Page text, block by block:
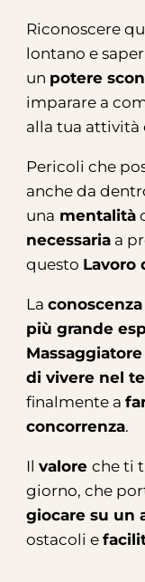
Riconoscere
lontano e
un potere
imparare a
alla tua attività
Pericoli che
anche da
una mentalità
necessaria a
questo Lavoro
Laconoscenza
più grande
Massaggiatore
di vivere nel
finalmente a
concorrenza.
Ilvaloreche ti
giorno, che
giocare su un
ostacoli e